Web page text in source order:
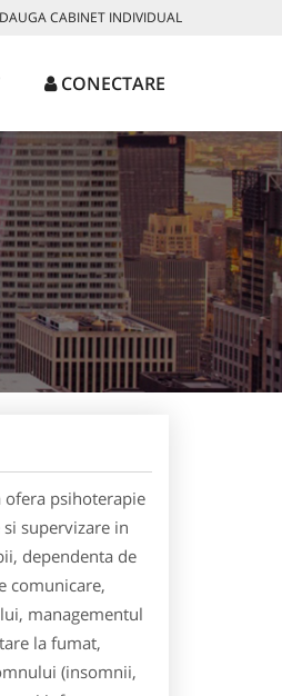
CABINET INDIVIDUAL
CONECTARE
ofera psihoterapie
supervizare in
dependenta de
comunicare,
managementul
la fumat,
(insomnii,